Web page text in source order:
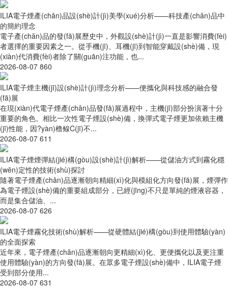
ILIA電子煙產(chǎn)品設(shè)計(jì)美學(xué)分析——科技產(chǎn)品中
的簡約理念
電子產(chǎn)品的發(fā)展歷史中，外觀設(shè)計(jì)一直是影響消費(fèi)
者選擇的重要因素之一。從手機(jī)、耳機(jī)到智能穿戴設(shè)備，現
(xiàn)代消費(fèi)者除了關(guān)注功能，也...
2026-08-07 860
ILIA電子煙主機(jī)設(shè)計(jì)理念分析——便攜化與科技感的融合發
(fā)展
在現(xiàn)代電子煙產(chǎn)品發(fā)展過程中，主機(jī)部分扮演著十分
重要的角色。相比一次性電子煙設(shè)備，換彈式電子煙更加依賴主機
(jī)性能，因?yàn)橹鳈C(jī)不...
2026-08-07 611
ILIA電子煙煙彈結(jié)構(gòu)設(shè)計(jì)解析——從儲油方式到霧化穩
(wěn)定性的技術(shù)探討
隨著電子煙產(chǎn)品逐漸朝向精細(xì)化與模組化方向發(fā)展，煙彈作
為電子煙設(shè)備的重要組成部分，已經(jīng)不只是單純的煙液容器，
而是集合儲油、...
2026-08-07 626
ILIA電子煙霧化技術(shù)解析——從硬體結(jié)構(gòu)到使用體驗(yàn)
的全面探索
近年來，電子煙產(chǎn)品逐漸朝向更精細(xì)化、更便攜化以及更注重
使用體驗(yàn)的方向發(fā)展。在眾多電子煙設(shè)備中，ILIA電子煙
受到部分使用...
2026-08-07 631